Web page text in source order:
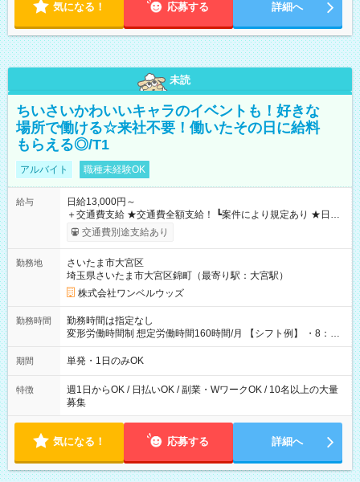
気になる！ 応募する 詳細へ
未読
ちいさいかわいいキャラのイベントも！好きな
場所で働ける☆来社不要！働いたその日に給料
もらえる◎/T1
アルバイト 職種未経験OK
給与
日給13,000円～
＋交通費支給 ★交通費全額支給！ ┗案件により規定あり ★日払
いOK！（規定あり） ┗働いたその日に現金GET♪ お仕事後はコ
ンビニATMから 日払い分を引き落とせます！ 【試用期間】試
交通費別途支給あり
勤務地
さいたま市大宮区
埼玉県さいたま市大宮区錦町（最寄り駅：大宮駅）
株式会社ワンベルウッズ
勤務時間
勤務時間は指定なし
変形労働時間制 想定労働時間160時間/月 【シフト例】 ・8：00
～21：00
期間 単発・1日のみOK
特徴
週1日からOK / 日払いOK / 副業・WワークOK / 10名以上の大量
募集
気になる！ 応募する 詳細へ